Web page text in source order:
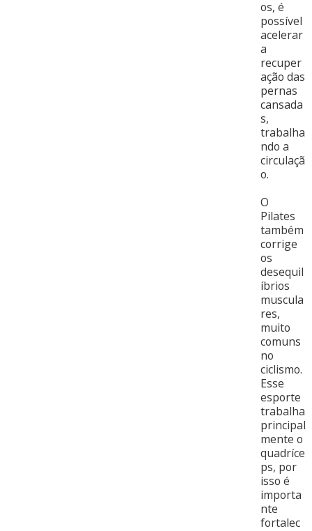
os, é
possível
acelerar
a
recuper
ação das
pernas
cansada
s,
trabalha
ndo a
circulaçã
o.
O
Pilates
também
corrige
os
desequil
íbrios
muscula
res,
muito
comuns
no
ciclismo.
Esse
esporte
trabalha
principal
mente o
quadríce
ps, por
isso é
importa
nte
fortalec